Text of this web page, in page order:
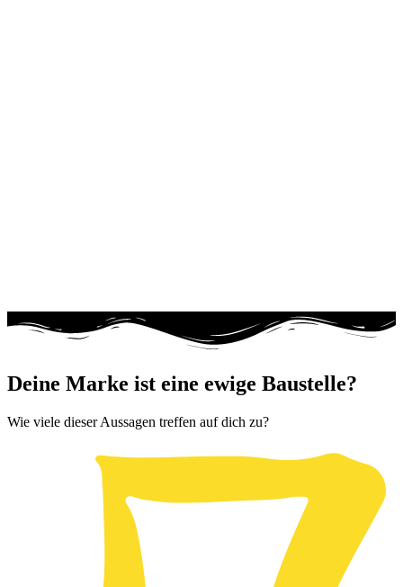
Deine Marke ist eine ewige Baustelle?
Wie viele dieser Aussagen treffen auf dich zu?